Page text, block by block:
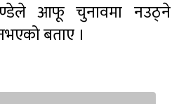
आफू चुनावमा नउठ्ने
बताए ।